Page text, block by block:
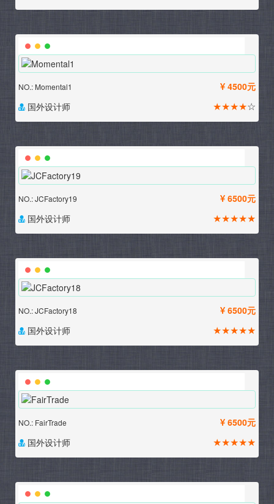
4500元
NO.: Momental1
★★★★☆
国外设计师
6500元
NO.: JCFactory19
★★★★★
国外设计师
6500元
NO.: JCFactory18
★★★★★
国外设计师
6500元
NO.: FairTrade
★★★★★
国外设计师